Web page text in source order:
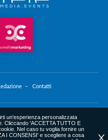
– Contatti
cookie
un'esperienza personalizzata
Cliccando 'ACCETTA TUTTO E
Nel caso tu voglia fornire un
I CONSENSI' e scegliere a cosa